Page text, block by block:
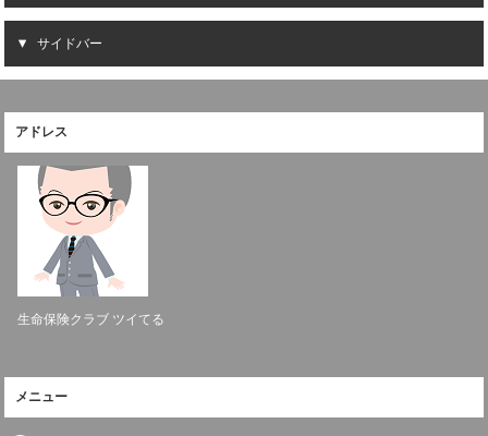
サイドバー
アドレス
生命保険クラブ ツイてる
メニュー